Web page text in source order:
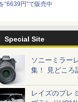
“6639円”で販売中
Special Site
ソニーミラー
集！ 見どころ
レイズのプレ